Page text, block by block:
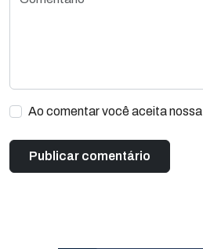
Ao comentar você aceita nossa